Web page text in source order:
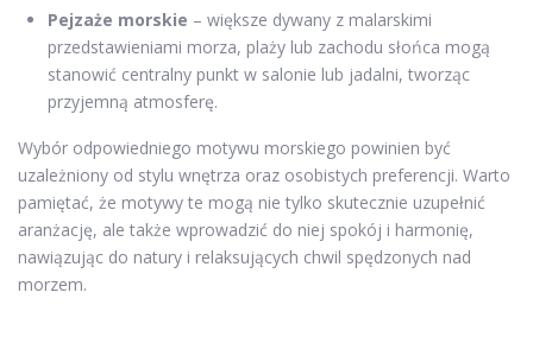
Pejzaże morskie – większe dywany z malarskimi
przedstawieniami morza, plaży lub zachodu słońca mogą
stanowić centralny punkt w salonie lub jadalni, tworząc
przyjemną atmosferę.
Wybór odpowiedniego motywu morskiego powinien być
uzależniony od stylu wnętrza oraz osobistych preferencji. Warto
pamiętać, że motywy te mogą nie tylko skutecznie uzupełnić
aranżację, ale także wprowadzić do niej spokój i harmonię,
nawiązując do natury i relaksujących chwil spędzonych nad
morzem.